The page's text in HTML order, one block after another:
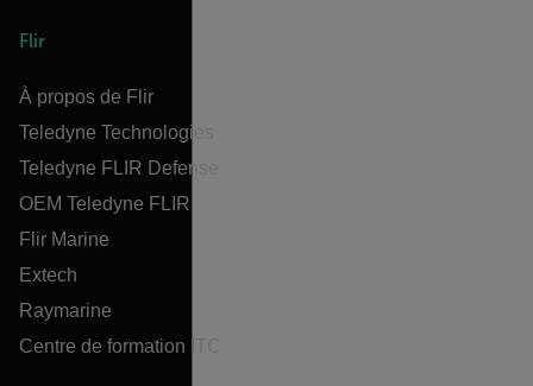
Flir
À propos de Flir
Teledyne Technologies
Teledyne FLIR Defense
OEM Teledyne FLIR
Flir Marine
Extech
Raymarine
Centre de formation ITC